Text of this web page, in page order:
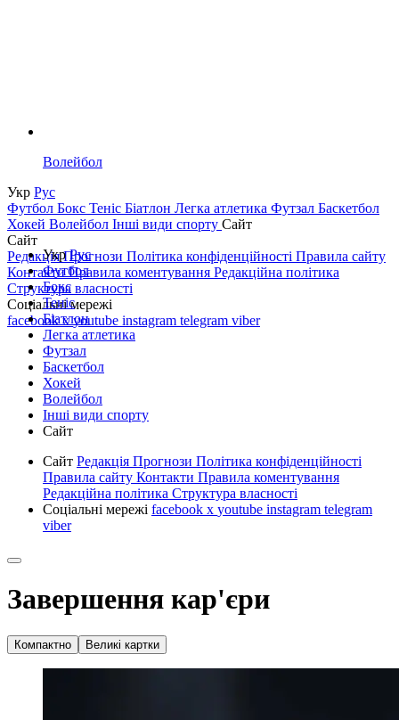
Волейбол
Укр Рус
Футбол Бокс Теніс Біатлон Легка атлетика Футзал Баскетбол
Хокей Волейбол Інші види спорту Сайт
Сайт
РедакціяПрогнози Політика конфіденційності Правила сайту
КонтактиПравила коментування Редакційна політика
Структура власності
Соціальні мережі
facebookxyoutube instagram telegram viber
УкрРус
Футбол
Бокс
Теніс
Біатлон
Легка атлетика
Футзал
Баскетбол
Хокей
Волейбол
Інші види спорту
Сайт
Сайт Редакція Прогнози Політика конфіденційності
Правила сайту Контакти Правила коментування
Редакційна політика Структура власності
Соціальні мережі facebook x youtube instagram telegram
viber
Завершення кар'єри
Компактно Великі картки